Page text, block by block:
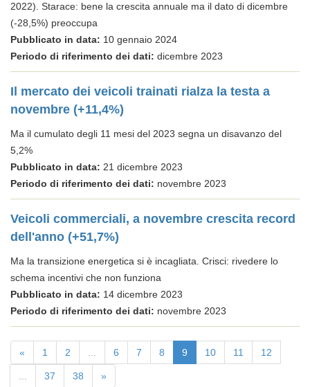
2022). Starace: bene la crescita annuale ma il dato di dicembre
(-28,5%) preoccupa
Pubblicato in data: 10 gennaio 2024
Periodo di riferimento dei dati: dicembre 2023
Il mercato dei veicoli trainati rialza la testa a
novembre (+11,4%)
Ma il cumulato degli 11 mesi del 2023 segna un disavanzo del
5,2%
Pubblicato in data: 21 dicembre 2023
Periodo di riferimento dei dati: novembre 2023
Veicoli commerciali, a novembre crescita record
dell'anno (+51,7%)
Ma la transizione energetica si è incagliata. Crisci: rivedere lo
schema incentivi che non funziona
Pubblicato in data: 14 dicembre 2023
Periodo di riferimento dei dati: novembre 2023
« 1 2 6 7 8 9 10 11 12
37 38 »